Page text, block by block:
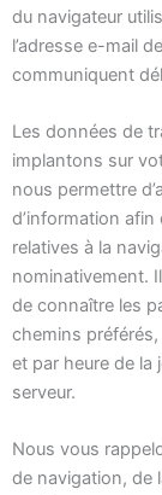
du navigateur
l’adresse e-mail
communiquent
Les données de
implantons sur
nous permettre
d’information afin
relatives à la
nominativement.
de connaître les
chemins préférés,
et par heure de la
serveur.
Nous vous
de navigation, de